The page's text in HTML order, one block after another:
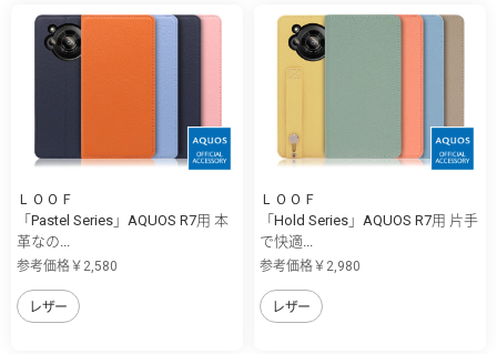
ＬＯＯＦ
「Pastel Series」AQUOS R7用 本
革なの...
参考価格￥2,580
レザー
ＬＯＯＦ
「Hold Series」AQUOS R7用 片手
で快適...
参考価格￥2,980
レザー